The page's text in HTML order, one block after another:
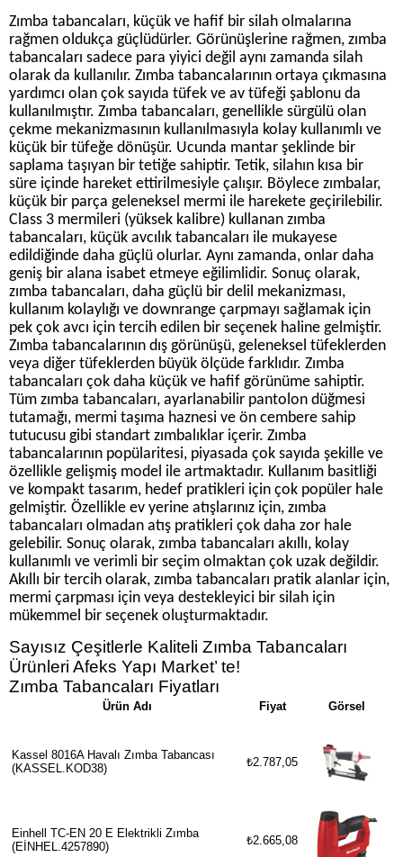
Zımba tabancaları, küçük ve hafif bir silah olmalarına
rağmen oldukça güçlüdürler. Görünüşlerine rağmen, zımba
tabancaları sadece para yiyici değil aynı zamanda silah
olarak da kullanılır. Zımba tabancalarının ortaya çıkmasına
yardımcı olan çok sayıda tüfek ve av tüfeği şablonu da
kullanılmıştır. Zımba tabancaları, genellikle sürgülü olan
çekme mekanizmasının kullanılmasıyla kolay kullanımlı ve
küçük bir tüfeğe dönüşür. Ucunda mantar şeklinde bir
saplama taşıyan bir tetiğe sahiptir. Tetik, silahın kısa bir
süre içinde hareket ettirilmesiyle çalışır. Böylece zımbalar,
küçük bir parça geleneksel mermi ile harekete geçirilebilir.
Class 3 mermileri (yüksek kalibre) kullanan zımba
tabancaları, küçük avcılık tabancaları ile mukayese
edildiğinde daha güçlü olurlar. Aynı zamanda, onlar daha
geniş bir alana isabet etmeye eğilimlidir. Sonuç olarak,
zımba tabancaları, daha güçlü bir delil mekanizması,
kullanım kolaylığı ve downrange çarpmayı sağlamak için
pek çok avcı için tercih edilen bir seçenek haline gelmiştir.
Zımba tabancalarının dış görünüşü, geleneksel tüfeklerden
veya diğer tüfeklerden büyük ölçüde farklıdır. Zımba
tabancaları çok daha küçük ve hafif görünüme sahiptir.
Tüm zımba tabancaları, ayarlanabilir pantolon düğmesi
tutamağı, mermi taşıma haznesi ve ön cembere sahip
tutucusu gibi standart zımbalıklar içerir. Zımba
tabancalarının popülaritesi, piyasada çok sayıda şekille ve
özellikle gelişmiş model ile artmaktadır. Kullanım basitliği
ve kompakt tasarım, hedef pratikleri için çok popüler hale
gelmiştir. Özellikle ev yerine atışlarınız için, zımba
tabancaları olmadan atış pratikleri çok daha zor hale
gelebilir. Sonuç olarak, zımba tabancaları akıllı, kolay
kullanımlı ve verimli bir seçim olmaktan çok uzak değildir.
Akıllı bir tercih olarak, zımba tabancaları pratik alanlar için,
mermi çarpması için veya destekleyici bir silah için
mükemmel bir seçenek oluşturmaktadır.
Sayısız Çeşitlerle Kaliteli Zımba Tabancaları
Ürünleri Afeks Yapı Market’ te!
Zımba Tabancaları Fiyatları
Ürün Adı Fiyat Görsel
Kassel 8016A Havalı Zımba Tabancası
(KASSEL.KOD38)
₺2.787,05
Einhell TC-EN 20 E Elektrikli Zımba
(EİNHEL.4257890)
₺2.665,08